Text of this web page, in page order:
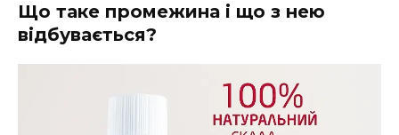
Що таке промежина і що з нею
відбувається?